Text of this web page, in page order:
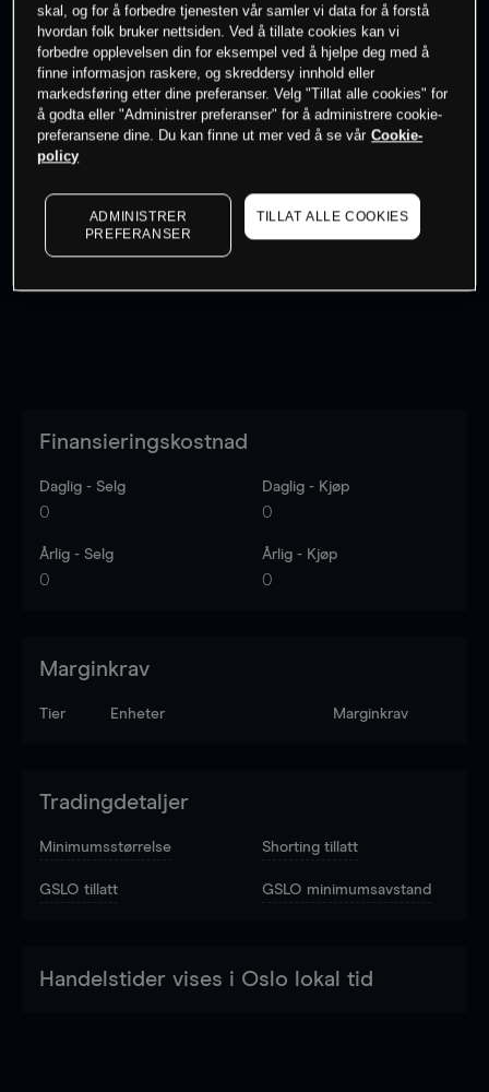
0% av kunder erpå dette instrumentet
Søk om konto
Log in
Finansieringskostnad
Daglig - Selg
0
Daglig - Kjøp
0
Årlig - Selg
0
Årlig - Kjøp
0
Marginkrav
Tier Enheter Marginkrav
Tradingdetaljer
Minimumsstørrelse Shorting tillatt
GSLO tillatt GSLO minimumsavstand
Handelstider vises i Oslo lokal tid
skal, og for å forbedre tjenesten vår samler vi data for å forstå
hvordan folk bruker nettsiden. Ved å tillate cookies kan vi
forbedre opplevelsen din for eksempel ved å hjelpe deg med å
finne informasjon raskere, og skreddersy innhold eller
markedsføring etter dine preferanser. Velg "Tillat alle cookies" for
å godta eller "Administrer preferanser" for å administrere cookie-
preferansene dine. Du kan finne ut mer ved å se vår Cookie-
policy
ADMINISTRER
PREFERANSER
TILLAT ALLE COOKIES